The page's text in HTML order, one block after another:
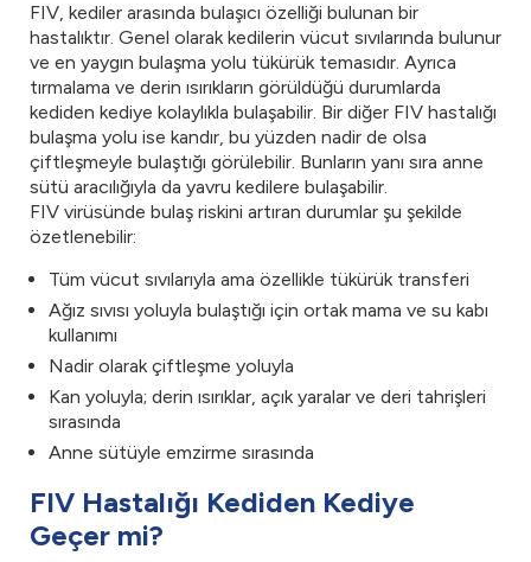
FIV, kediler arasında bulaşıcı özelliği bulunan bir
hastalıktır. Genel olarak kedilerin vücut sıvılarında bulunur
ve en yaygın bulaşma yolu tükürük temasıdır. Ayrıca
tırmalama ve derin ısırıkların görüldüğü durumlarda
kediden kediye kolaylıkla bulaşabilir. Bir diğer FIV hastalığı
bulaşma yolu ise kandır, bu yüzden nadir de olsa
çiftleşmeyle bulaştığı görülebilir. Bunların yanı sıra anne
sütü aracılığıyla da yavru kedilere bulaşabilir.
FIV virüsünde bulaş riskini artıran durumlar şu şekilde
özetlenebilir:
Tüm vücut sıvılarıyla ama özellikle tükürük transferi
Ağız sıvısı yoluyla bulaştığı için ortak mama ve su kabı
kullanımı
Nadir olarak çiftleşme yoluyla
Kan yoluyla; derin ısırıklar, açık yaralar ve deri tahrişleri
sırasında
Anne sütüyle emzirme sırasında
FIV Hastalığı Kediden Kediye
Geçer mi?